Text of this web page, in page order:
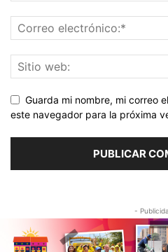
Guarda mi nombre, mi correo
este navegador para la próxima
-